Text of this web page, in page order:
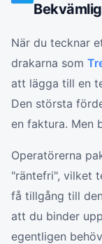
När du tecknar
drakarna som
att lägga till en
Den största
en faktura. Men
Operatörerna
"räntefri", vilket
få tillgång till
att du binder
egentligen